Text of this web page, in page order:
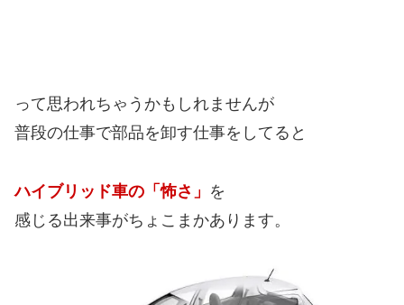
って思われちゃうかもしれませんが
普段の仕事で部品を卸す仕事をしてると
ハイブリッド車の「怖さ」 を
感じる出来事がちょこまかあります。